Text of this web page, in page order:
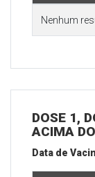
Nenhum
DOSE 1,
ACIMA
Data de